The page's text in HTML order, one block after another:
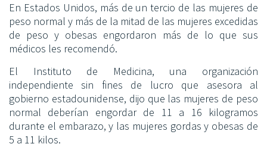
En Estados Unidos, más de un tercio de las mujeres de
peso normal y más de la mitad de las mujeres excedidas
de peso y obesas engordaron más de lo que sus
médicos les recomendó.
El Instituto de Medicina, una organización
independiente sin fines de lucro que asesora al
gobierno estadounidense, dijo que las mujeres de peso
normal deberían engordar de 11 a 16 kilogramos
durante el embarazo, y las mujeres gordas y obesas de
5 a 11 kilos.